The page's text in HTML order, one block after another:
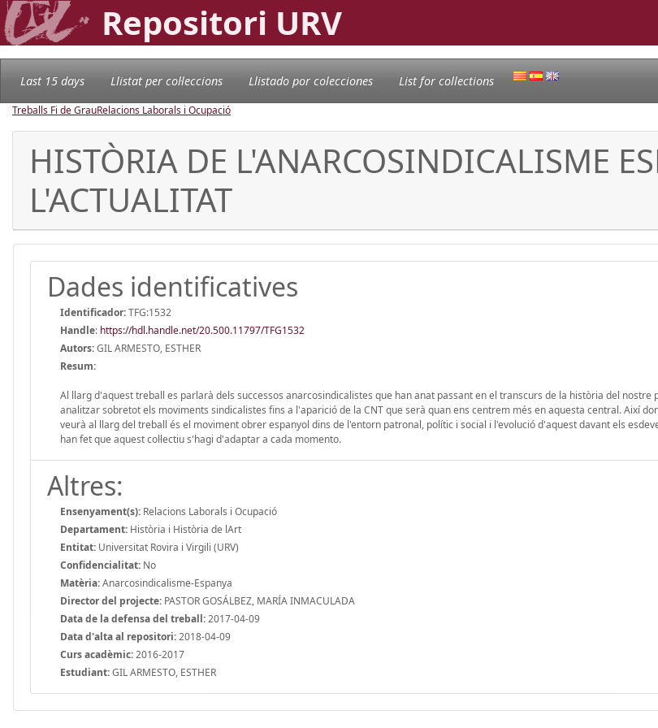
Repositori URV
Last 15 days Llistat per col·leccions Llistado por colecciones List for collections
Treballs Fi de GrauRelacions Laborals i Ocupació
HISTÒRIA DE L'ANARCOSINDICALISME
L'ACTUALITAT
Dades identificatives
Identificador:TFG:1532
Handle: https://hdl.handle.net/20.500.11797/TFG1532
Autors:GIL ARMESTO, ESTHER
Resum:
Al llarg d'aquest treball es parlarà dels successos anarcosindicalistes que han anat passant en el transcurs de la història del nostre
analitzar sobretot els moviments sindicalistes fins a l'aparició de la CNT que serà quan ens centrem més en aquesta central. Així
veurà al llarg del treball és el moviment obrer espanyol dins de l'entorn patronal, polític i social i l'evolució d'aquest davant els
han fet que aquest col·lectiu s'hagi d'adaptar a cada momento.
Altres:
Ensenyament(s): Relacions Laborals i Ocupació
Departament: Història i Història de lArt
Entitat: Universitat Rovira i Virgili (URV)
Confidencialitat: No
Matèria:Anarcosindicalisme-Espanya
Director del projecte: PASTOR GOSÁLBEZ, MARÍA INMACULADA
Data de la defensa del treball:2017-04-09
Data d'alta al repositori:2018-04-09
Curs acadèmic:2016-2017
Estudiant:GIL ARMESTO, ESTHER